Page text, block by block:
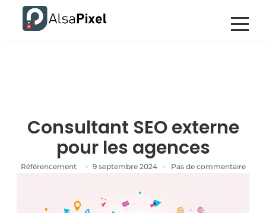
Consultant SEO externe
pour les agences
Référencement - 9 septembre 2024 - Pas de commentaire